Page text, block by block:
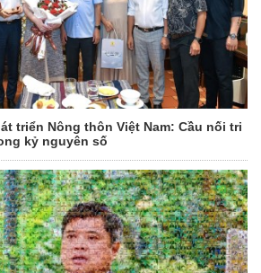
triển Nông thôn Việt Nam: Cầu nối tri
kỷ nguyên số